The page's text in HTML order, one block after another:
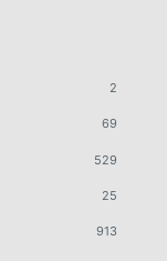
2
69
529
25
913